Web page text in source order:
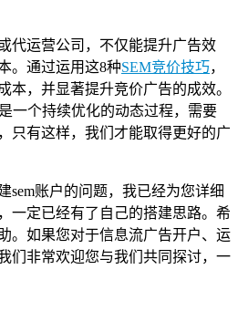
代运营公司，不仅能提升广告效
。通过运用这8种SEM竞价技巧，
本，并显著提升竞价广告的成效。
一个持续优化的动态过程，需要
只有这样，我们才能取得更好的广
sem账户的问题，我已经为您详细
一定已经有了自己的搭建思路。希
。如果您对于信息流广告开户、运
们非常欢迎您与我们共同探讨，一